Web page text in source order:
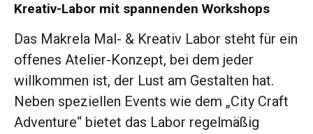
Kreativ-Labor mit spannenden Workshops
Das Makrela Mal- & Kreativ Labor steht für ein
offenes Atelier-Konzept, bei dem jeder
willkommen ist, der Lust am Gestalten hat.
Neben speziellen Events wie dem „City Craft
Adventure“ bietet das Labor regelmäßig